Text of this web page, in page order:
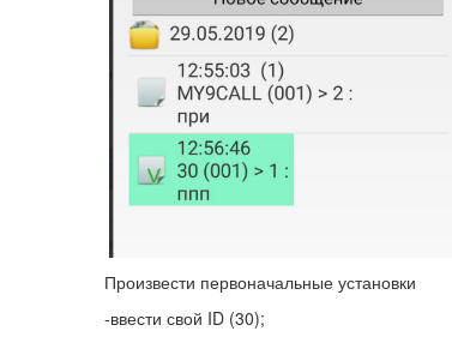
Произвести первоначальные установки
-ввести свой ID (30);